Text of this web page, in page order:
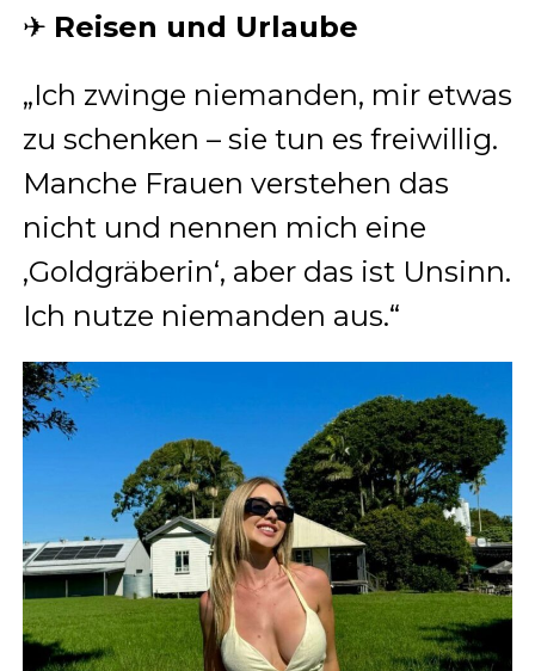
✈ Reisen und Urlaube
„Ich zwinge niemanden, mir etwas
zu schenken – sie tun es freiwillig.
Manche Frauen verstehen das
nicht und nennen mich eine
‚Goldgräberin‘, aber das ist Unsinn.
Ich nutze niemanden aus.“